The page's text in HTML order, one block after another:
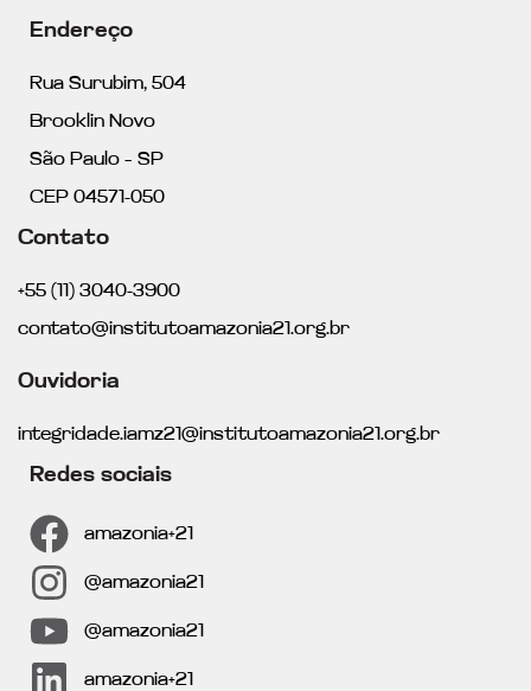
Endereço
Rua Surubim, 504
Brooklin Novo
São Paulo – SP
CEP 04571-050
Contato
+55 (11) 3040-3900
contato@institutoamazonia21.org.br
Ouvidoria
integridade.iamz21@institutoamazonia21.org.br
Redes sociais
amazonia+21
@amazonia21
@amazonia21
amazonia+21